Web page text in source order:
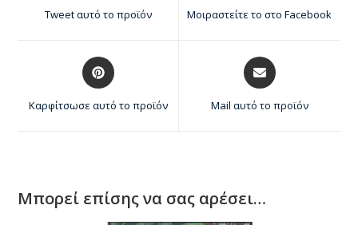
Tweet αυτό το προϊόν Μοιραστείτε το στο Facebook
Καρφίτσωσε αυτό το προϊόν Mail αυτό το προϊόν
Μπορεί επίσης να σας αρέσει…